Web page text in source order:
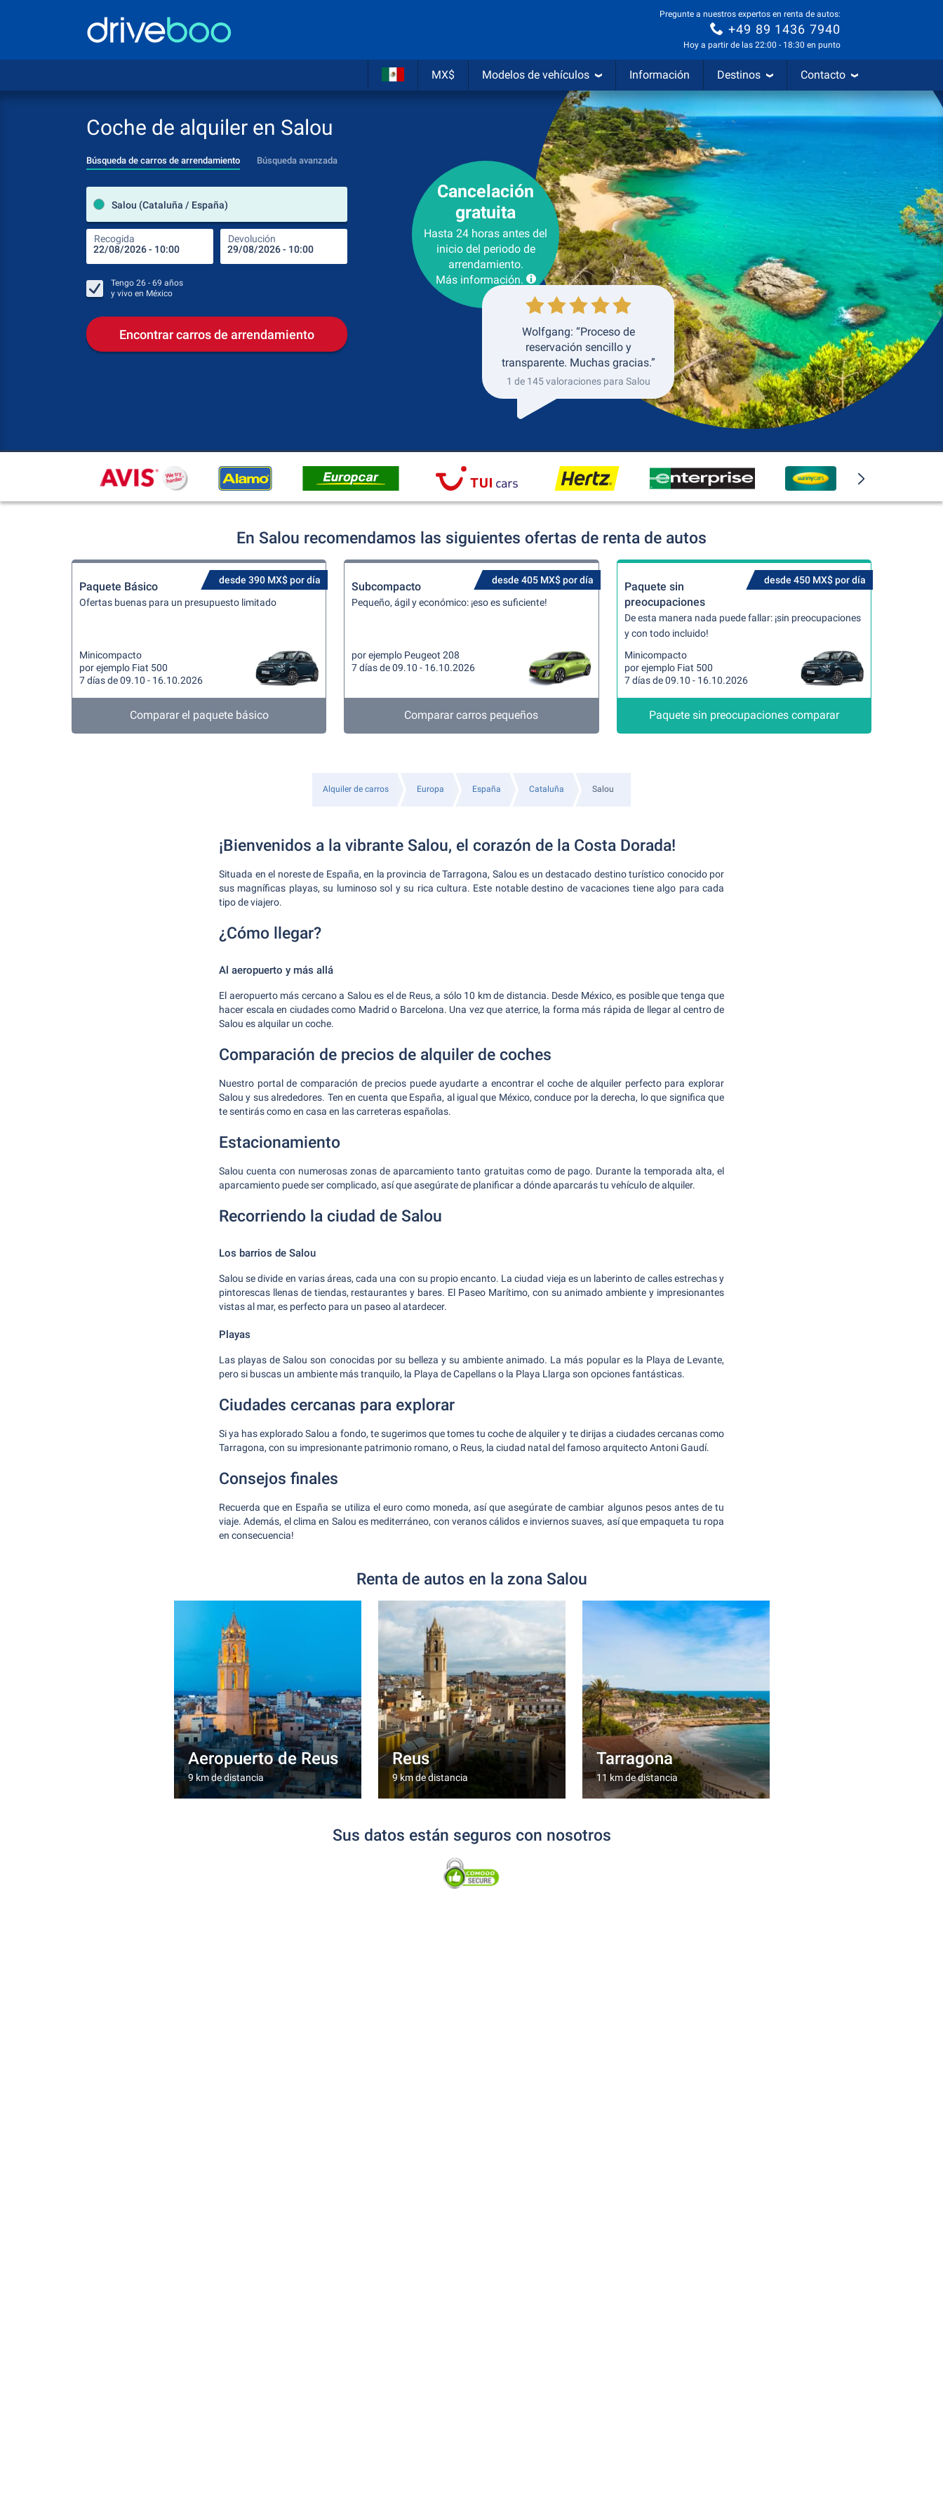
Pregunte a nuestros expertos en renta de autos:
+49 89 1436 7940
Hoy a partir de las 22:00 - 18:30 en punto
MX$ Modelos de vehículos Información Destinos Contacto
Coche de alquiler en Salou
Búsqueda de carros de arrendamiento Búsqueda avanzada
Salou (Cataluña / España)
Recogida Devolución
lugar de arrendamiento
Lugar de devolución
Devolución
Tengo 26 - 69 años
y vivo en México
Encontrar carros de arrendamiento
Cancelación
gratuita
Hasta 24 horas antes del
inicio del periodo de
arrendamiento.
Más información.
Wolfgang: “Proceso de
reservación sencillo y
transparente. Muchas gracias.”
1 de 145 valoraciones para Salou
En Salou recomendamos las siguientes ofertas de renta de autos
desde 390 MX$ por día
Paquete Básico
Ofertas buenas para un presupuesto limitado
Minicompacto
por ejemplo Fiat 500
7 días de 09.10 - 16.10.2026
Comparar el paquete básico
desde 405 MX$ por día
Subcompacto
Pequeño, ágil y económico: ¡eso es suficiente!
por ejemplo Peugeot 208
7 días de 09.10 - 16.10.2026
Comparar carros pequeños
desde 450 MX$ por día
Paquete sin
preocupaciones
De esta manera nada puede fallar: ¡sin preocupaciones
y con todo incluido!
Minicompacto
por ejemplo Fiat 500
7 días de 09.10 - 16.10.2026
Paquete sin preocupaciones comparar
Alquiler de carros Europa España Cataluña Salou
¡Bienvenidos a la vibrante Salou, el corazón de la Costa Dorada!
Situada en el noreste de España, en la provincia de Tarragona, Salou es un destacado destino turístico conocido por
sus magníficas playas, su luminoso sol y su rica cultura. Este notable destino de vacaciones tiene algo para cada
tipo de viajero.
¿Cómo llegar?
Al aeropuerto y más allá
El aeropuerto más cercano a Salou es el de Reus, a sólo 10 km de distancia. Desde México, es posible que tenga que
hacer escala en ciudades como Madrid o Barcelona. Una vez que aterrice, la forma más rápida de llegar al centro de
Salou es alquilar un coche.
Comparación de precios de alquiler de coches
Nuestro portal de comparación de precios puede ayudarte a encontrar el coche de alquiler perfecto para explorar
Salou y sus alrededores. Ten en cuenta que España, al igual que México, conduce por la derecha, lo que significa que
te sentirás como en casa en las carreteras españolas.
Estacionamiento
Salou cuenta con numerosas zonas de aparcamiento tanto gratuitas como de pago. Durante la temporada alta, el
aparcamiento puede ser complicado, así que asegúrate de planificar a dónde aparcarás tu vehículo de alquiler.
Recorriendo la ciudad de Salou
Los barrios de Salou
Salou se divide en varias áreas, cada una con su propio encanto. La ciudad vieja es un laberinto de calles estrechas y
pintorescas llenas de tiendas, restaurantes y bares. El Paseo Marítimo, con su animado ambiente y impresionantes
vistas al mar, es perfecto para un paseo al atardecer.
Playas
Las playas de Salou son conocidas por su belleza y su ambiente animado. La más popular es la Playa de Levante,
pero si buscas un ambiente más tranquilo, la Playa de Capellans o la Playa Llarga son opciones fantásticas.
Ciudades cercanas para explorar
Si ya has explorado Salou a fondo, te sugerimos que tomes tu coche de alquiler y te dirijas a ciudades cercanas como
Tarragona, con su impresionante patrimonio romano, o Reus, la ciudad natal del famoso arquitecto Antoni Gaudí.
Consejos finales
Recuerda que en España se utiliza el euro como moneda, así que asegúrate de cambiar algunos pesos antes de tu
viaje. Además, el clima en Salou es mediterráneo, con veranos cálidos e inviernos suaves, así que empaqueta tu ropa
en consecuencia!
Renta de autos en la zona Salou
Aeropuerto de Reus
9 km de distancia
Reus
9 km de distancia
Tarragona
11 km de distancia
Sus datos están seguros con nosotros